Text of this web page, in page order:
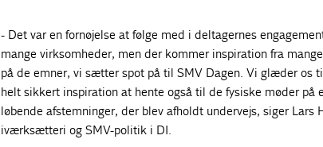
- Det var en fornøjelse at følge med i deltagernes
mange virksomheder, men der kommer inspiration fra
på de emner, vi sætter spot på til SMV Dagen. Vi glæder os
helt sikkert inspiration at hente også til de fysiske møder på
løbende afstemninger, der blev afholdt undervejs, siger Lars
iværksætteri og SMV-politik i DI.